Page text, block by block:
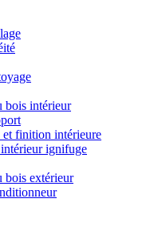
bois intérieur
et finition intérieure
ignifuge
bois extérieur